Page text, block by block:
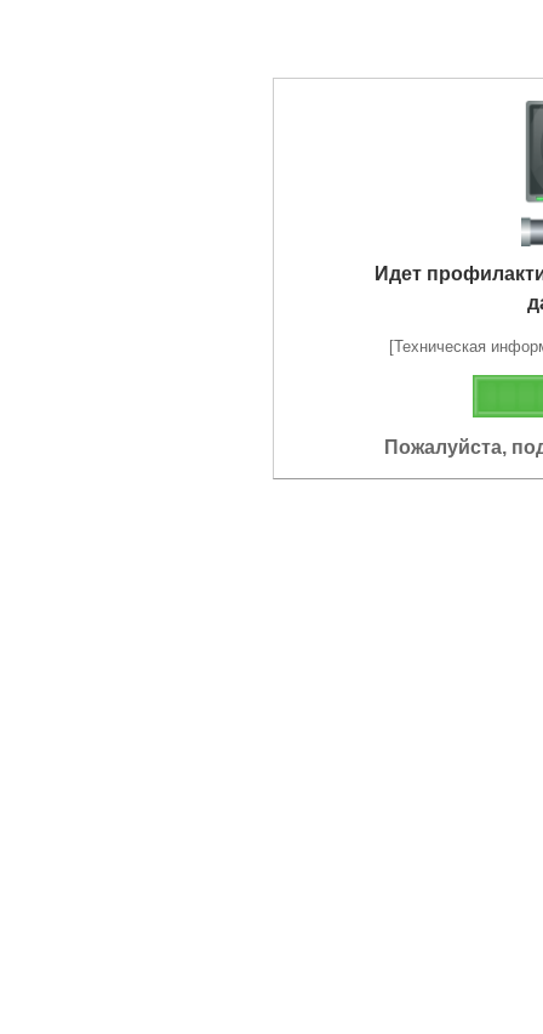
Идет
[Техническая
Пожалуйста,